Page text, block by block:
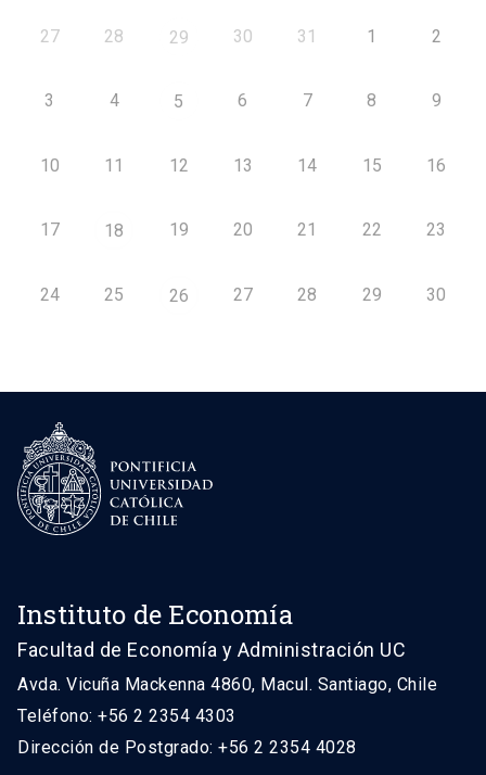
27 28 29 30 31 1 2
3 4 5 6 7 8 9
10 11 12 13 14 15 16
17 18 19 20 21 22 23
24 25 26 27 28 29 30
Instituto de Economía
Facultad de Economía y Administración UC
Avda. Vicuña Mackenna 4860, Macul. Santiago, Chile
Teléfono: +56 2 2354 4303
Dirección de Postgrado: +56 2 2354 4028